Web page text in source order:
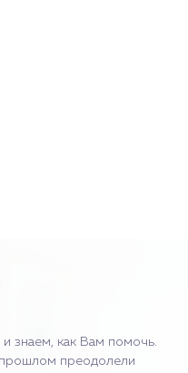
знаем, как Вам помочь.
преодолели